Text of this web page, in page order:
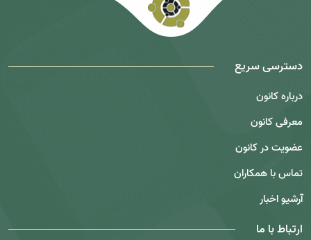
دسترسی سریع
درباره کانون
معرفی کانون
عضویت در کانون
تماس با همکاران
آرشیو اخبار
ارتباط با ما